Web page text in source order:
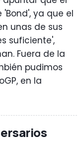
'Bond', ya que el
unas de sus
suficiente',
Fuera de la
pudimos
en la